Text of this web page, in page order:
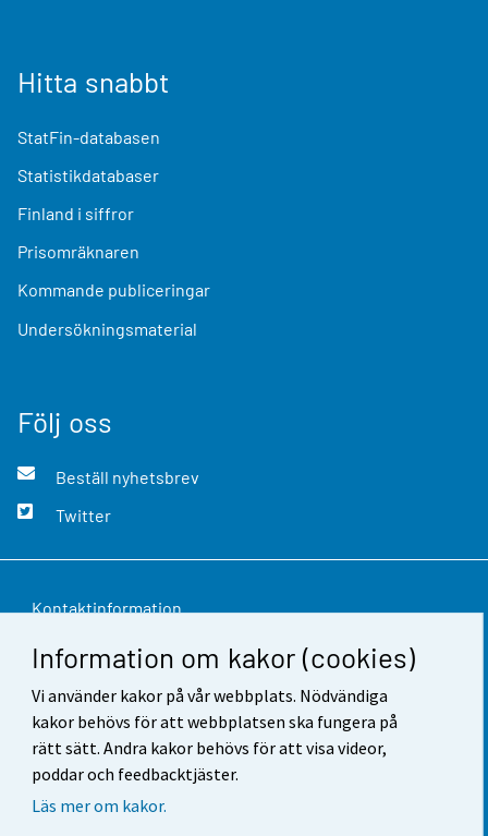
Information om kakor (cookies)
Vi använder kakor på vår webbplats. Nödvändiga
kakor behövs för att webbplatsen ska fungera på
rätt sätt. Andra kakor behövs för att visa videor,
poddar och feedbacktjäster.
Läs mer om kakor.
Hitta snabbt
StatFin-databasen
Statistikdatabaser
Finland i siffror
Prisomräknaren
Kommande publiceringar
Undersökningsmaterial
Följ oss
Beställ nyhetsbrev
Twitter
Kontaktinformation
Respons
Användarvillkor
Dataskydd
Tillgänglighet